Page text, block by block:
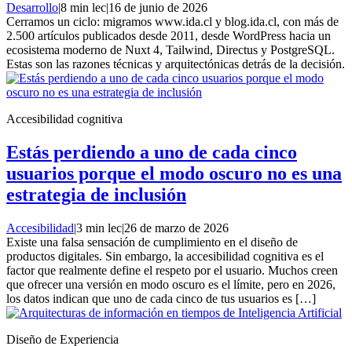
Desarrollo|8 min lec|16 de junio de 2026
Cerramos un ciclo: migramos www.ida.cl y blog.ida.cl, con más de
2.500 artículos publicados desde 2011, desde WordPress hacia un
ecosistema moderno de Nuxt 4, Tailwind, Directus y PostgreSQL.
Estas son las razones técnicas y arquitectónicas detrás de la decisión.
Accesibilidad cognitiva
Estás perdiendo a uno de cada cinco
usuarios porque el modo oscuro no es una
estrategia de inclusión
Accesibilidad|3 min lec|26 de marzo de 2026
Existe una falsa sensación de cumplimiento en el diseño de
productos digitales. Sin embargo, la accesibilidad cognitiva es el
factor que realmente define el respeto por el usuario. Muchos creen
que ofrecer una versión en modo oscuro es el límite, pero en 2026,
los datos indican que uno de cada cinco de tus usuarios es […]
Diseño de Experiencia